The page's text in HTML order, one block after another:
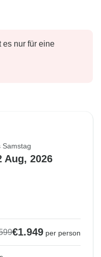
es nur für eine
Samstag
Aug, 2026
€1.949 per person